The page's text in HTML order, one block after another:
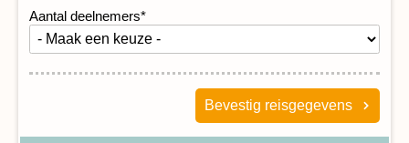
Aantal deelnemers*
Bevestig reisgegevens